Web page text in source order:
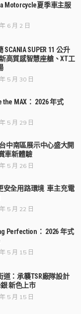
Motorcycle夏季車主服
6 月 2 日
SUPER 11 公升
高質感智慧座艙、XT工
5 月 30 日
the MAX： 2026 年式
5 月 29 日
中南區展示中心盛大開
車新體驗
5 月 26 日
安全用路環境 車主充電
5 月 22 日
Perfection： 2026 年式
5 月 15 日
：承襲TSR廠隊設計
新色上市
5 月 15 日